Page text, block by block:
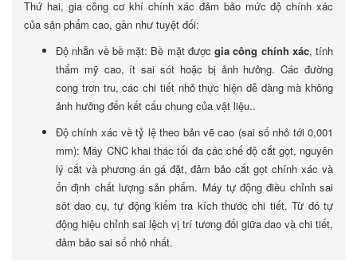
Thứ hai, gia công cơ khí chính xác đảm bảo mức độ chính xác
của sản phẩm cao, gần như tuyệt đối:
Độ nhẵn về bề mặt: Bề mặt được gia công chính xác, tính
thẩm mỹ cao, ít sai sót hoặc bị ảnh hưởng. Các đường
cong trơn tru, các chi tiết nhỏ thực hiện dễ dàng mà không
ảnh hưởng đến kết cấu chung của vật liệu..
Độ chính xác về tỷ lệ theo bản vẽ cao (sai số nhỏ tới 0,001
mm): Máy CNC khai thác tối đa các chế độ cắt gọt, nguyên
lý cắt và phương án gá đặt, đảm bảo cắt gọt chính xác và
ổn định chất lượng sản phẩm. Máy tự động điều chỉnh sai
sót dao cụ, tự động kiểm tra kích thước chi tiết. Từ đó tự
động hiệu chỉnh sai lệch vị trí tương đối giữa dao và chi tiết,
đảm bảo sai số nhỏ nhất.